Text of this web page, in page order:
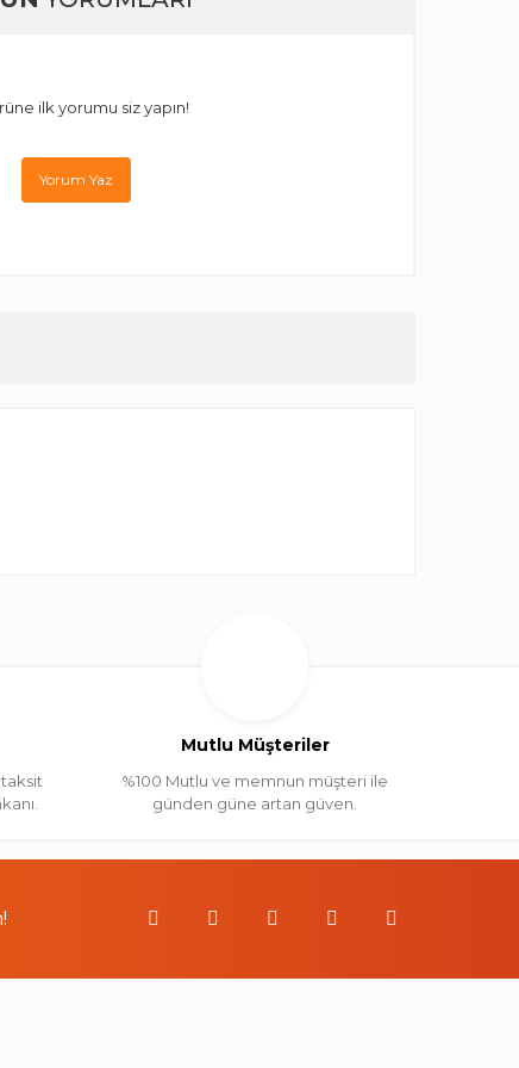
ilk yorumu siz yapın!
Yorum Yaz
Mutlu Müşteriler
%100 Mutlu ve memnun müşteri ile
günden güne artan güven.